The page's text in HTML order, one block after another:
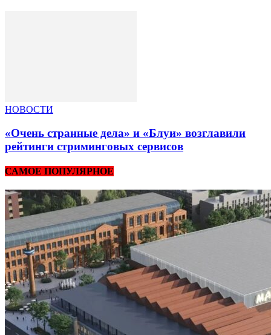
НОВОСТИ
«Очень странные дела» и «Блуи» возглавили
рейтинги стриминговых сервисов
САМОЕ ПОПУЛЯРНОЕ